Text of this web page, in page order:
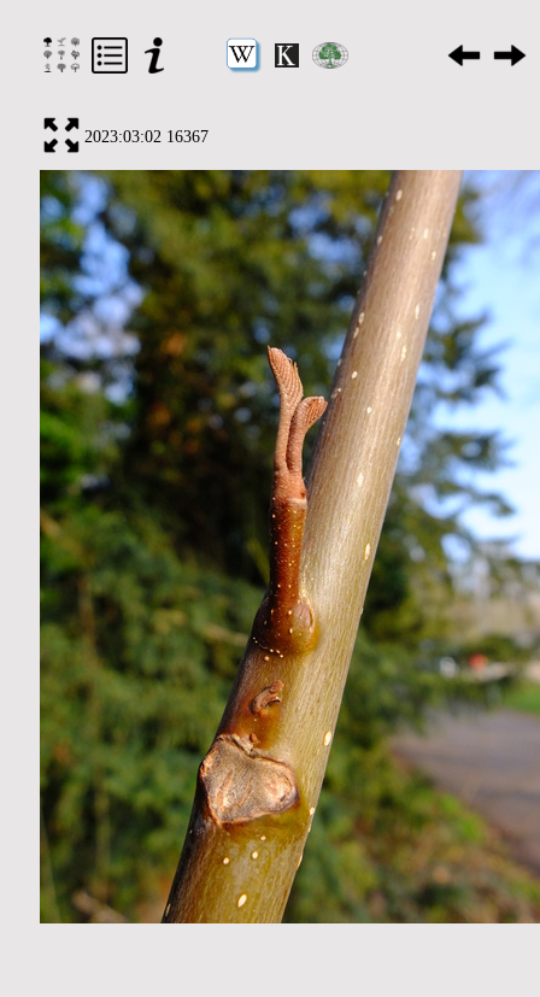
2023:03:02 16367